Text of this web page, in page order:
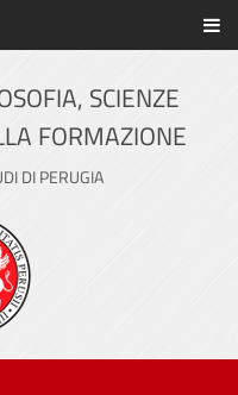
Ateneo
SCIENZE
FORMAZIONE
DI PERUGIA